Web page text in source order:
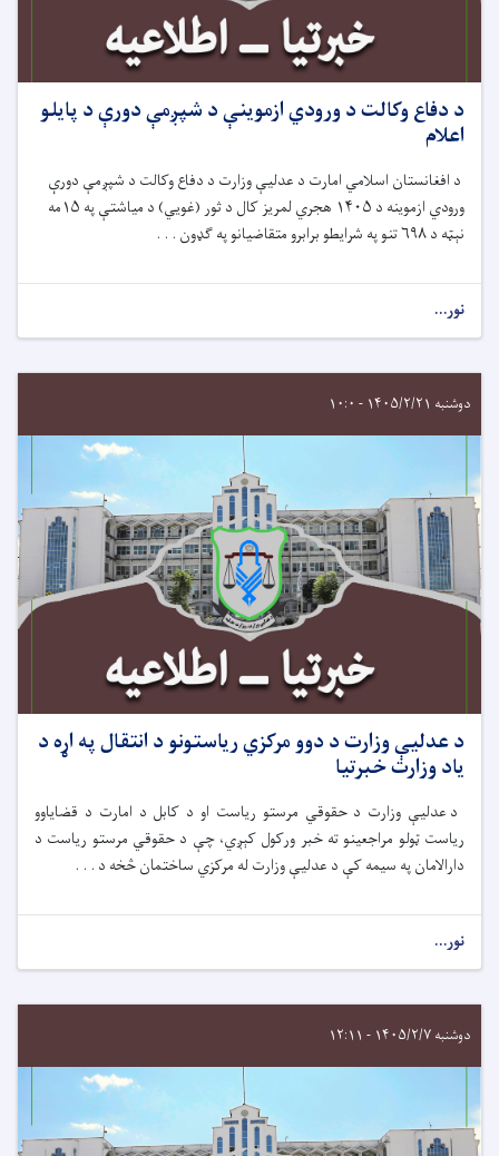
د دفاع وکالت د ورودي ازموينې د شپږمې دورې د پایلو
اعلام
د افغانستان اسلامي امارت د عدلیې وزارت د دفاع وکالت د شپږمې دورې
ورودي ازموینه د ۱۴۰۵ هجري لمریز کال د ثور (غويي) د میاشتې په ۱۵مه
نېټه د ۶۹۸ تنو په شرایطو برابرو متقاضیانو په ګډون . . .
نور...
دوشنبه ۱۴۰۵/۲/۲۱ - ۱۰:۰
د عدلیې وزارت د دوو مرکزي ریاستونو د انتقال په اړه د
یاد وزارت خبرتیا
د عدلیې وزارت د حقوقي مرستو ریاست او د کابل د امارت د قضایاوو
ریاست ټولو مراجعینو ته خبر ورکول کېږي، چې د حقوقي مرستو ریاست د
دارالامان په سیمه کې د عدلیې وزارت له مرکزي ساختمان څخه د . . .
نور...
دوشنبه ۱۴۰۵/۲/۷ - ۱۲:۱۱